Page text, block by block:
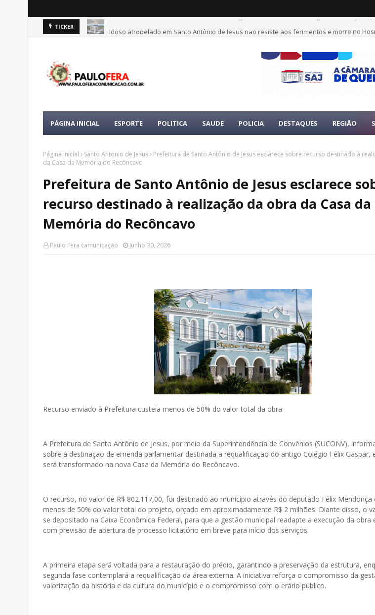
TICKER Idoso atropelado em Santo Antônio de Jesus não resiste aos ferimentos e morre no
PÁGINA INICIAL ESPORTE POLITICA SAUDE POLICIA DESTAQUES REGIÃO
Página inicial Santo Antonio de Jesus
Prefeitura de Santo Antônio de Jesus esclarece sobre recurso destinado à
da Casa da Memória do Recôncavo
Prefeitura de Santo Antônio de Jesus esclarece
recurso destinado à realização da obra da Casa da
Memória do Recôncavo
Paulo Fera camunicação Junho 30, 2026
Recurso enviado à Prefeitura custeia menos de 50% do valor total da obra
A Prefeitura de Santo Antônio de Jesus, por meio da Superintendência de Convênios (SUCONV),
sobre a destinação de emenda parlamentar destinada a requalificação do antigo Colégio Félix Gaspar,
será transformado na nova Casa da Memória do Recôncavo.
O recurso, no valor de R$ 802.117,00, foi destinado ao município através do deputado Félix Mendonça
menos de 50% do valor total do projeto, orçado em aproximadamente R$ 2 milhões. Diante disso, o
se depositado na Caixa Econômica Federal, para que a gestão municipal readapte a execução da obra
com previsão de abertura de processo licitatório em breve para início dos serviços.
A primeira etapa será voltada para a restauração do prédio, garantindo a preservação da estrutura,
segunda fase contemplará a requalificação da área externa. A iniciativa reforça o compromisso da
valorização da história e da cultura do município e o compromisso com o erário público.